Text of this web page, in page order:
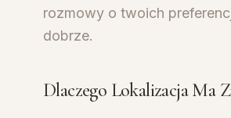
rozmowy o twoich
dobrze.
Dlaczego Lokalizacja Ma